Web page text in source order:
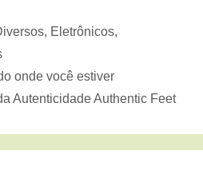
, Eletrônicos,
onde você estiver
Autenticidade Authentic Feet